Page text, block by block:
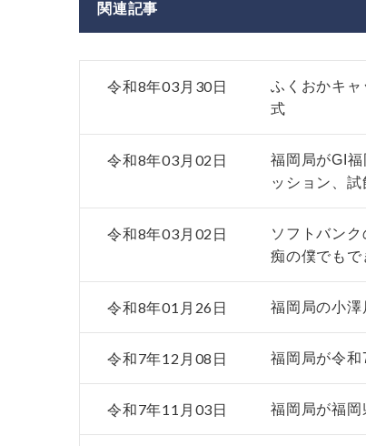
関連記事
令和8年03月30日
ふくおかキ
式
令和8年03月02日
福岡局がGI
ッション、
令和8年03月02日
ソフトバン
痴の僕でもで
令和8年01月26日 福岡局の小
令和7年12月08日 福岡局が令
令和7年11月03日 福岡局が福